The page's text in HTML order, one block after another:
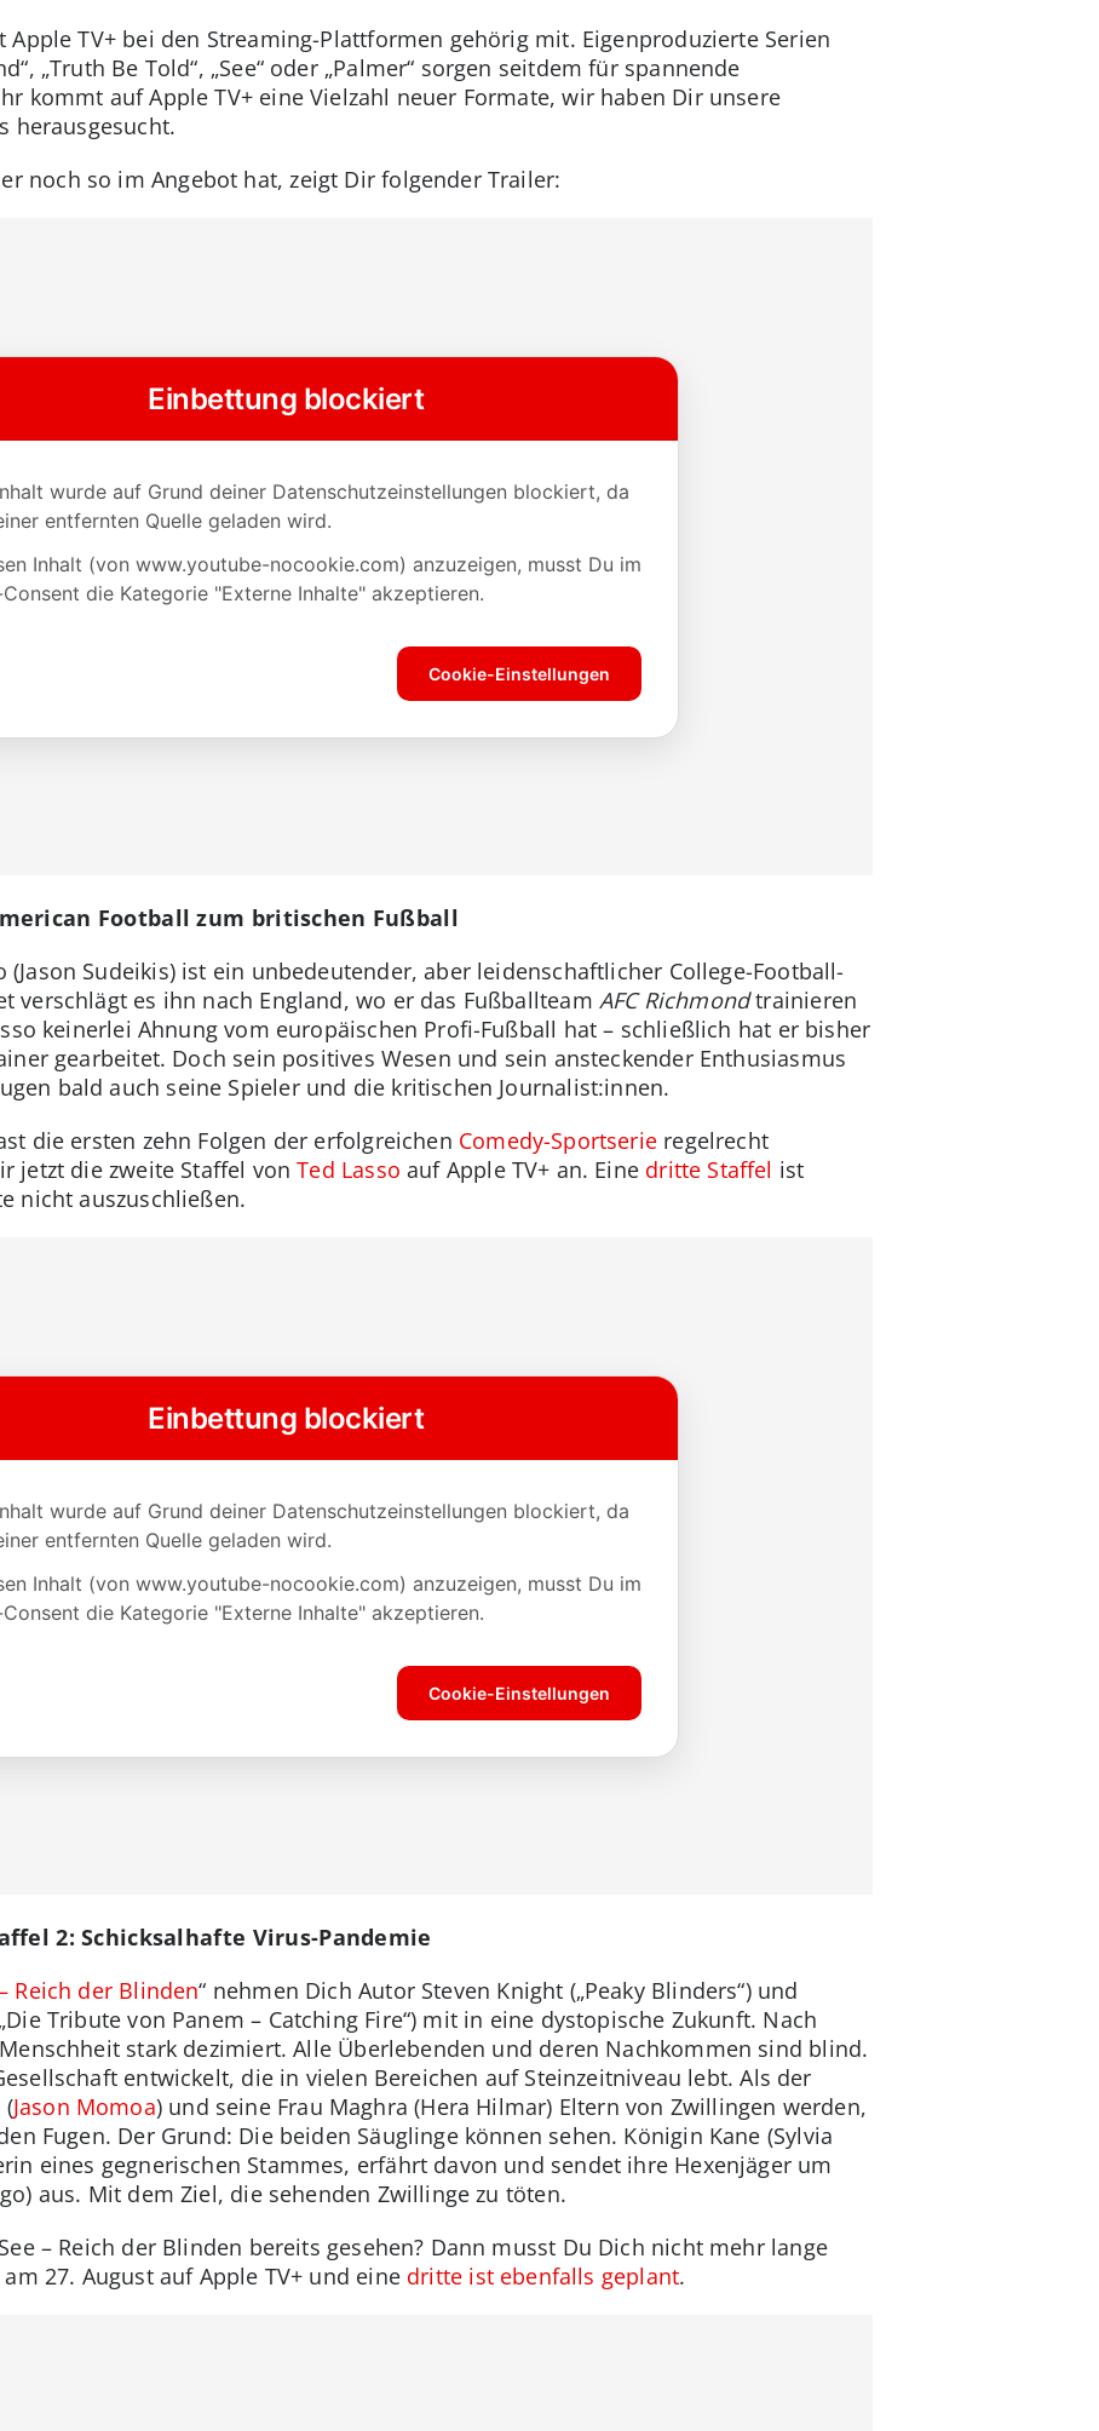
Apple TV+ bei den Streaming-Plattformen gehörig mit. Eigenproduzierte Serien
„Truth Be Told“, „See“ oder „Palmer“ sorgen seitdem für spannende
kommt auf Apple TV+ eine Vielzahl neuer Formate, wir haben Dir unsere
herausgesucht.
noch so im Angebot hat, zeigt Dir folgender Trailer:
Football zum britischen Fußball
(Jason Sudeikis) ist ein unbedeutender, aber leidenschaftlicher College-Football-
verschlägt es ihn nach England, wo er das Fußballteam AFC Richmondtrainieren
keinerlei Ahnung vom europäischen Profi-Fußball hat – schließlich hat er bisher
gearbeitet. Doch sein positives Wesen und sein ansteckender Enthusiasmus
bald auch seine Spieler und die kritischen Journalist:innen.
die ersten zehn Folgen der erfolgreichen Comedy-Sportserie regelrecht
jetzt die zweite Staffel vonTed Lasso auf Apple TV+ an. Eine dritte Staffel ist
nicht auszuschließen.
2: Schicksalhafte Virus-Pandemie
Reich der Blinden“ nehmen Dich Autor Steven Knight („Peaky Blinders“) und
Tribute von Panem – Catching Fire“) mit in eine dystopische Zukunft. Nach
stark dezimiert. Alle Überlebenden und deren Nachkommen sind blind.
entwickelt, die in vielen Bereichen auf Steinzeitniveau lebt. Als der
(Jason Momoa) und seine Frau Maghra (Hera Hilmar) Eltern von Zwillingen werden,
Fugen. Der Grund: Die beiden Säuglinge können sehen. Königin Kane (Sylvia
eines gegnerischen Stammes, erfährt davon und sendet ihre Hexenjäger um
aus. Mit dem Ziel, die sehenden Zwillinge zu töten.
– Reich der Blinden bereits gesehen? Dann musst Du Dich nicht mehr lange
27. August auf Apple TV+ und eine dritte ist ebenfalls geplant.